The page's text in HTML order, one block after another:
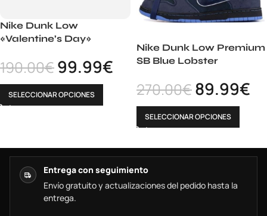
Nike Dunk Low
«Valentine’s Day»
190.00€99.99€
SELECCIONAR OPCIONES
Nike Dunk Low Premium
SB Blue Lobster
270.00€89.99€
SELECCIONAR OPCIONES
Entrega con seguimiento
Envío gratuito y actualizaciones del pedido hasta la
entrega.